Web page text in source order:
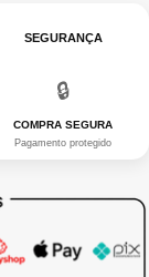
SEGURANÇA
🔒
COMPRA SEGURA
Pagamento protegido